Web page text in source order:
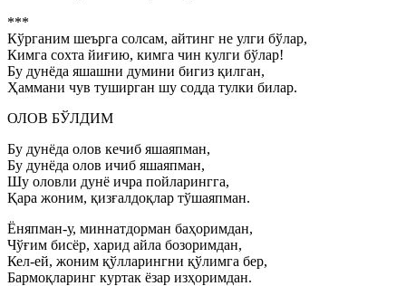
***
Кўрганим шеърга солсам, айтинг не улги бўлар,
Кимга сохта йиғию, кимга чин кулги бўлар!
Бу дунёда яшашни думини бигиз қилган,
Ҳаммани чув туширган шу содда тулки билар.
ОЛОВ БЎЛДИМ
Бу дунёда олов кечиб яшаяпман,
Бу дунёда олов ичиб яшаяпман,
Шу оловли дунё ичра пойларингга,
Қара жоним, қизғалдоқлар тўшаяпман.
Ёняпман-у, миннатдорман баҳоримдан,
Чўғим бисёр, харид айла бозоримдан,
Кел-ей, жоним қўлларингни қўлимга бер,
Бармоқларинг куртак ёзар изҳоримдан.